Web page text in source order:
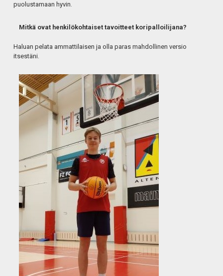
puolustamaan hyvin.
Mitkä ovat henkilökohtaiset tavoitteet koripalloilijana?
Haluan pelata ammattilaisen ja olla paras mahdollinen versio
itsestäni.